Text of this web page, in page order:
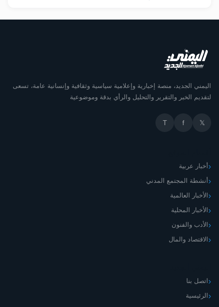
اليمني الجديد، منصة إخبارية وإعلامية سياسية وثقافية وإنسانية عامة، تسعى
لتقديم الخبر والتقرير والتحليل والرأي بدقة وموضوعية
𝕏
f
T
أخبار عربية
أنشطة المجتمع المدني
الأخبار العالمية
الأخبار المحلية
الأدب والفنون
الاقتصاد والمال
اتصل بنا
الرئيسية